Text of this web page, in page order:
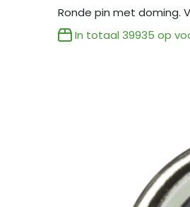
Ronde pin met doming.
In totaal 39935 op